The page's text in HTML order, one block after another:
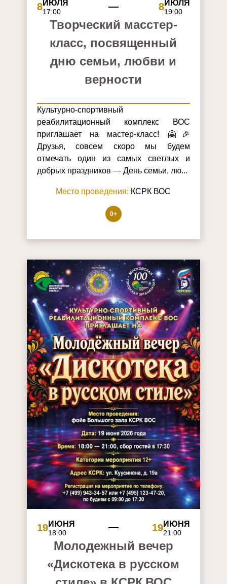
8ИЮЛЯ
17:00 8ИЮЛЯ
19:00
Творческий масстер-
класс, посвященный
дню семьи, любви и
верности
Культурно‑спортивный
реабилитационный комплекс ВОС
приглашает на мастер‑класс! 🤗🎉
Друзья, совсем скоро мы будем
отмечать один из самых светлых и
добрых праздников — День семьи, лю...
Место проведения: КСРК ВОС
0+
19ИЮНЯ
18:00 19ИЮНЯ
21:00
Молодежный вечер
«Дискотека в русском